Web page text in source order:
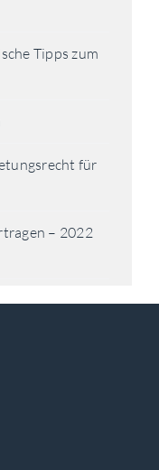
Tipps zum
für
– 2022